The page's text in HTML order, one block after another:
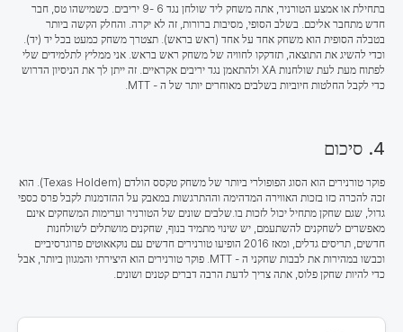
בתחילת או אמצע הטורניר, אתה משחק ליד שולחן נגד 6 -9 יריבים. כשמישהו טס, חבר
חדש מתחבר אליכם. בשלב הסופי, מסיבות ברורות, זה לא יקרה. והחלק הקשה ביותר
בטבלה הסופית הוא משחק אחד על אחד (ראש בראש). תצטרך משחק כמעט בכל יד (יד).
וכדי להשיג את התוצאה, תזדקקו לחוויה של משחק ראש בראש. אני ממליץ לתלמידים שלי
לפתוח מעת לעת שולחנות XA ולהתאמן נגד יריבים אקראיים. זה ייתן לך את הניסיון הדרוש
כדי לקבל החלטות חיוביות בשלבים מאוחרים יותר של ה - MTT.
4. סיכום
פוקר טורנירים הוא הסוג הפופולרי ביותר של משחק טקסס הולדם (Texas Holdem). הוא
זכה להכרה כזו בזכות האווירה המדהימה וההתרגשות במאבק על ההזדמנות לקבל פרס כספי
גדול, שגם שחקן מתחיל יכול לזכות בו. שלבים שונים של הטורניר וערימות המשחקים אינם
מאפשרים לשחקנים להשתעמם , יש שינוי מתמיד בנוף, שחקנים מושתלים לשולחנות
חדשים, תריסים גדלים, ומאז 2016 הופיעו טורנירים חדשים עם נוקאאוטים פרוגרסיביים
וכבשו במהירות את לבבות שחקני ה - MTT. פוקר טורנירים הוא היצירתי והמגוון ביותר, אבל
כדי להיות שחקן פלוס, אתה צריך לדעת הרבה דברים קטנים ושונים.